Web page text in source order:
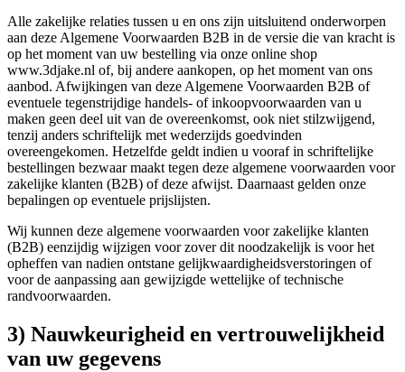
Alle zakelijke relaties tussen u en ons zijn uitsluitend onderworpen
aan deze Algemene Voorwaarden B2B in de versie die van kracht is
op het moment van uw bestelling via onze online shop
www.3djake.nl of, bij andere aankopen, op het moment van ons
aanbod. Afwijkingen van deze Algemene Voorwaarden B2B of
eventuele tegenstrijdige handels- of inkoopvoorwaarden van u
maken geen deel uit van de overeenkomst, ook niet stilzwijgend,
tenzij anders schriftelijk met wederzijds goedvinden
overeengekomen. Hetzelfde geldt indien u vooraf in schriftelijke
bestellingen bezwaar maakt tegen deze algemene voorwaarden voor
zakelijke klanten (B2B) of deze afwijst. Daarnaast gelden onze
bepalingen op eventuele prijslijsten.
Wij kunnen deze algemene voorwaarden voor zakelijke klanten
(B2B) eenzijdig wijzigen voor zover dit noodzakelijk is voor het
opheffen van nadien ontstane gelijkwaardigheidsverstoringen of
voor de aanpassing aan gewijzigde wettelijke of technische
randvoorwaarden.
3) Nauwkeurigheid en vertrouwelijkheid
van uw gegevens